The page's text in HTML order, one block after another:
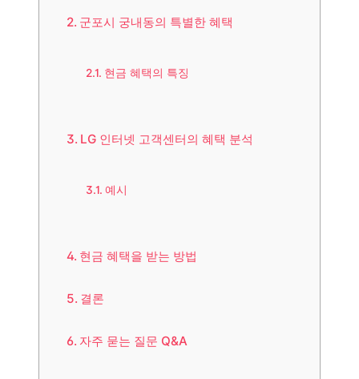
군포시 궁내동의 특별한 혜택
현금 혜택의 특징
LG 인터넷 고객센터의 혜택 분석
예시
현금 혜택을 받는 방법
결론
자주 묻는 질문 Q&A